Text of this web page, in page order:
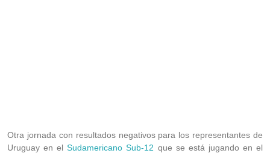
Otra jornada con resultados negativos para los representantes de
Uruguay en elSudamericano Sub-12 que se está jugando en el